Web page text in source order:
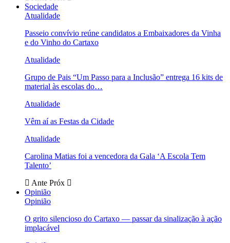
Sociedade
Atualidade
Passeio convívio reúne candidatos a Embaixadores da Vinha
e do Vinho do Cartaxo
Atualidade
Grupo de Pais “Um Passo para a Inclusão” entrega 16 kits de
material às escolas do…
Atualidade
Vêm aí as Festas da Cidade
Atualidade
Carolina Matias foi a vencedora da Gala ‘A Escola Tem
Talento’
Ante Próx
Opinião
Opinião
O grito silencioso do Cartaxo — passar da sinalização à ação
implacável